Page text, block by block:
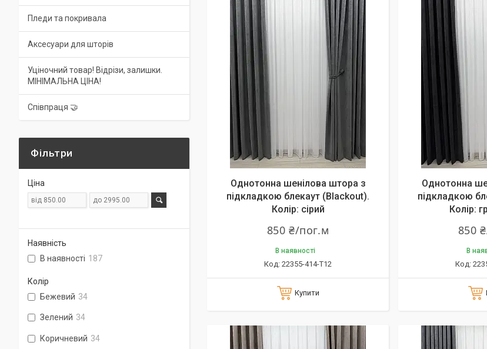
Однотонна шенілова штора з
підкладкою блекаут (Blackout).
Колір: сірий
850 ₴/пог.м
В наявності
22355-414-T12
Купити
Однотонна
підкладкою
Колір:
850
В
Пледи та покривала
Аксесуари для шторів
Уціночний товар! Відрізи, залишки.
МІНІМАЛЬНА ЦІНА!
Співпраця 🤝
Фільтри
Ціна
Наявність
В наявності 187
Колір
Бежевий 34
Зелений 34
Коричневий 34